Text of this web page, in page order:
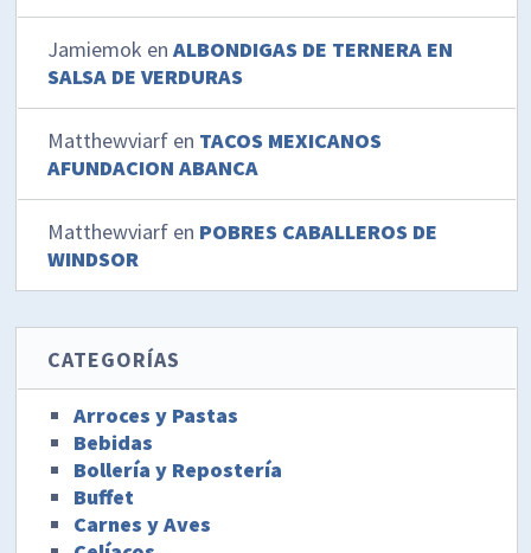
Jamiemok enALBONDIGAS DE TERNERA EN
SALSA DE VERDURAS
Matthewviarf en TACOS MEXICANOS
AFUNDACION ABANCA
Matthewviarf en POBRES CABALLEROS DE
WINDSOR
CATEGORÍAS
Arroces y Pastas
Bebidas
Bollería y Repostería
Buffet
Carnes y Aves